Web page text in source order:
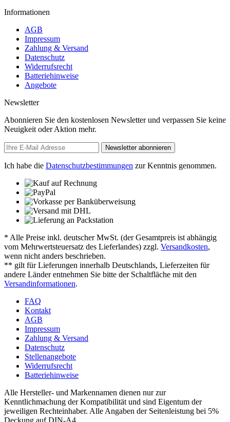
Informationen
AGB
Impressum
Zahlung & Versand
Datenschutz
Widerrufsrecht
Batteriehinweise
Angebote
Newsletter
Abonnieren Sie den kostenlosen Newsletter und verpassen Sie keine
Neuigkeit oder Aktion mehr.
Newsletter abonnieren
Ich habe die Datenschutzbestimmungen zur Kenntnis genommen.
* Alle Preise inkl. deutscher MwSt. (der Gesamtpreis ist abhängig
vom Mehrwertsteuersatz des Lieferlandes) zzgl. Versandkosten,
wenn nicht anders beschrieben.
** gilt für Lieferungen innerhalb Deutschlands, Lieferzeiten für
andere Länder entnehmen Sie bitte der Schaltfläche mit den
Versandinformationen.
FAQ
Kontakt
AGB
Impressum
Zahlung & Versand
Datenschutz
Stellenangebote
Widerrufsrecht
Batteriehinweise
Alle Hersteller- und Markennamen dienen nur zur
Kenntlichmachung der Kompatibilität und sind Eigentum der
jeweiligen Rechteinhaber. Alle Angaben der Seitenleistung bei 5%